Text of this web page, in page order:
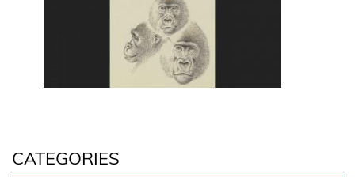
CATEGORIES